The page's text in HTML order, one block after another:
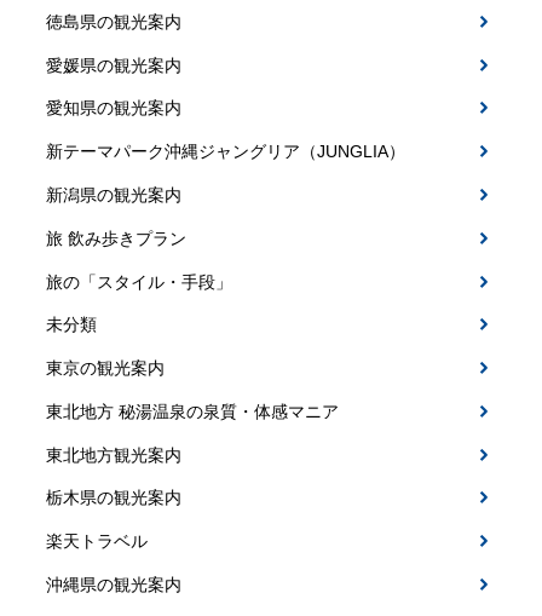
徳島県の観光案内
愛媛県の観光案内
愛知県の観光案内
新テーマパーク沖縄ジャングリア（JUNGLIA）
新潟県の観光案内
旅 飲み歩きプラン
旅の「スタイル・手段」
未分類
東京の観光案内
東北地方 秘湯温泉の泉質・体感マニア
東北地方観光案内
栃木県の観光案内
楽天トラベル
沖縄県の観光案内